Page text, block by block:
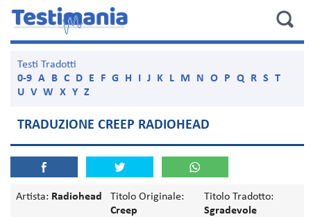
Testi Tradotti
0-9 A B C D E F G H J K L M N O P Q R S
T
U V W X Y Z
TRADUZIONE CREEP RADIOHEAD
Artista: Radiohead
Titolo Originale:
Creep
Titolo Tradotto:
Sgradevole